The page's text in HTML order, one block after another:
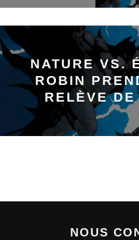
NATURE VS.
ROBIN
RELÈVE
NOUS